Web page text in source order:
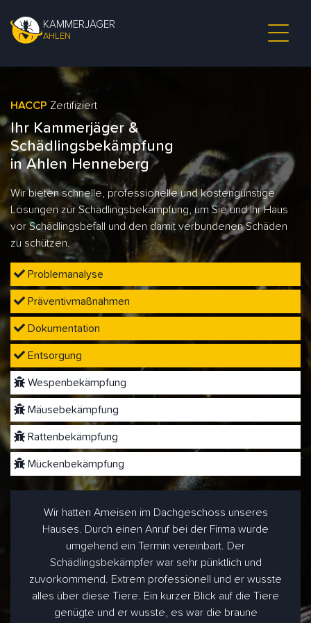
KAMMERJÄGER
AHLEN
HACCP Zertifiziert
Ihr Kammerjäger &
Schädlingsbekämpfung
in Ahlen Henneberg
Wir bieten schnelle, professionelle und kostengünstige
Lösungen zur Schädlingsbekämpfung, um Sie und Ihr Haus
vor Schädlingsbefall und den damit verbundenen Schäden
zu schützen.
Problemanalyse
Präventivmaßnahmen
Dokumentation
Entsorgung
Wespenbekämpfung
Mäusebekämpfung
Rattenbekämpfung
Mückenbekämpfung
Wir hatten Ameisen im Dachgeschoss unseres
Hauses. Durch einen Anruf bei der Firma wurde
umgehend ein Termin vereinbart. Der
Schädlingsbekämpfer war sehr pünktlich und
zuvorkommend. Extrem professionell und er wusste
alles über diese Tiere. Ein kurzer Blick auf die Tiere
genügte und er wusste, es war die braune